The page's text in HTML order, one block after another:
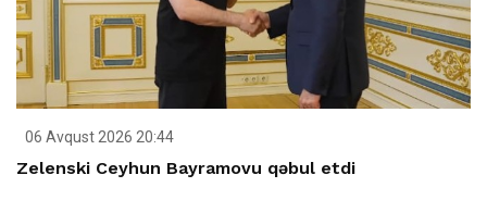
06 Avqust 2026 20:44
Zelenski Ceyhun Bayramovu qəbul etdi